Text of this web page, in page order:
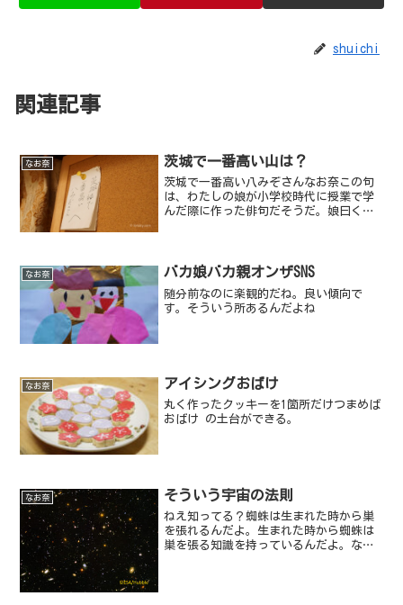
shuichi
関連記事
なお奈 茨城で一番高い山は？
茨城で一番高い八みぞさんなお奈この句
は、わたしの娘が小学校時代に授業で学
んだ際に作った俳句だそうだ。娘曰く、
ね」だそうだ。確かに五七五...
なお奈 バカ娘バカ親オンザSNS
随分前なのに楽観的だね。良い傾向で
す。そういう所あるんだよね
なお奈 アイシングおばけ
丸く作ったクッキーを1箇所だけつまめば
おばけ の土台ができる。
なお奈 そういう宇宙の法則
ねえ知ってる？蜘蛛は生まれた時から巣
を張れるんだよ。生まれた時から蜘蛛は
巣を張る知識を持っているんだよ。なぜ